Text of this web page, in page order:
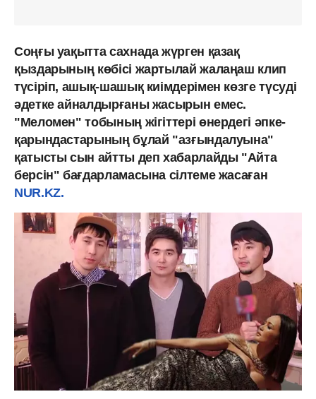
Соңғы уақытта сахнада жүрген қазақ
қыздарының көбісі жартылай жалаңаш клип
түсіріп, ашық-шашық киімдерімен көзге түсуді
әдетке айналдырғаны жасырын емес.
"Меломен" тобының жігіттері өнердегі әпке-
қарындастарының бұлай "азғындалуына"
қатысты сын айтты деп хабарлайды "Айта
берсін" бағдарламасына сілтеме жасаған
NUR.KZ.